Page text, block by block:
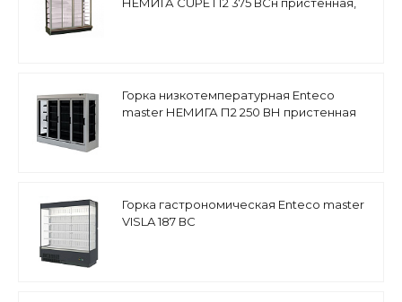
Горка низкотемпературная Enteco
master НЕМИГА П2 250 ВН пристенная
Горка гастрономическая Enteco master
VISLA 187 ВС